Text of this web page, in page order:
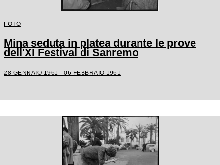
FOTO
Mina seduta in platea durante le prove
dell'XI Festival di Sanremo
28 GENNAIO 1961 - 06 FEBBRAIO 1961